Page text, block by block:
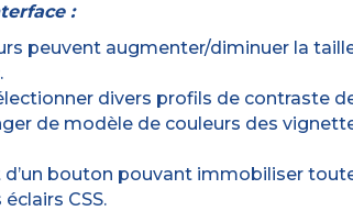
:
peuvent augmenter/diminuer la
divers profils de contraste
de modèle de couleurs des
bouton pouvant immobiliser
CSS.